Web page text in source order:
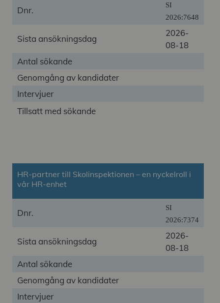
Dnr.
SI
2026:7648
Sista ansökningsdag
2026-
08-18
Antal sökande
Genomgång av kandidater
Intervjuer
Tillsatt med sökande
HR‑partner till Skolinspektionen – en nyckelroll i
vår HR‑enhet
Dnr.
SI
2026:7374
Sista ansökningsdag
2026-
08-18
Antal sökande
Genomgång av kandidater
Intervjuer